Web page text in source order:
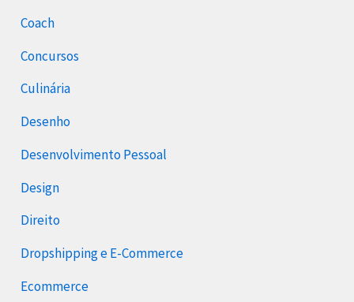
Coach
Concursos
Culinária
Desenho
Desenvolvimento Pessoal
Design
Direito
Dropshipping e E-Commerce
Ecommerce